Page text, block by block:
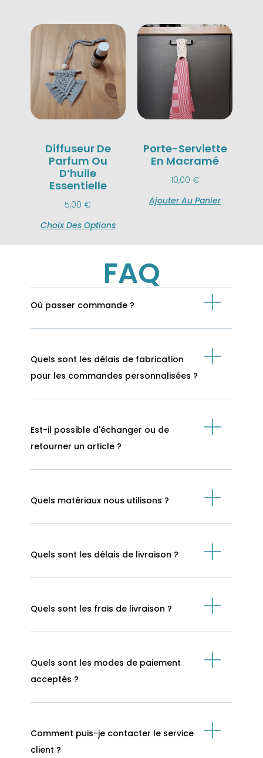
Diffuseur De
Parfum Ou
D’huile
Essentielle
5,00€
Choix Des Options
Porte-Serviette
En Macramé
10,00 €
Ajouter Au Panier
FAQ
Où passer commande ?
Quels sont les délais de fabrication
pour les commandes personnalisées ?
Est-il possible d'échanger ou de
retourner un article ?
Quels matériaux nous utilisons ?
Quels sont les délais de livraison ?
Quels sont les frais de livraison ?
Quels sont les modes de paiement
acceptés ?
Comment puis-je contacter le service
client ?